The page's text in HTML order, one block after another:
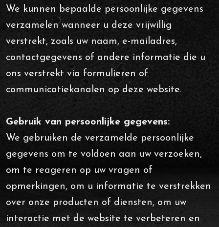
We kunnen bepaalde persoonlijke gegevens
verzamelen wanneer u deze vrijwillig
verstrekt, zoals uw naam, e-mailadres,
contactgegevens of andere informatie die u
ons verstrekt via formulieren of
communicatiekanalen op deze website.
Gebruik van persoonlijke gegevens:
We gebruiken de verzamelde persoonlijke
gegevens om te voldoen aan uw verzoeken,
om te reageren op uw vragen of
opmerkingen, om u informatie te verstrekken
over onze producten of diensten, om uw
interactie met de website te verbeteren en